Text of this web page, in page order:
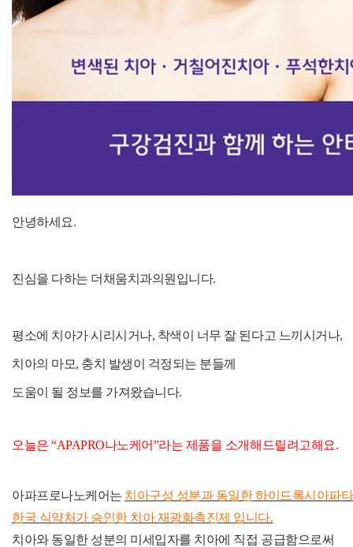
안녕하세요.
진심을 다하는 더채움치과의원입니다.
평소에 치아가 시리시거나, 착색이 너무 잘 된다고 느끼시거나,
치아의 마모, 충치 발생이 걱정되는 분들께
도움이 될 정보를 가져왔습니다.
오늘은 “APAPRO나노케어”라는 제품을 소개해드릴려고해요.
아파프로나노케어는 치아구성 성분과 동일한하이드록시아파
한국 식약처가 승인한 치아 재광화촉진제 입니다.
치아와 동일한 성분의 미세입자를 치아에 직접 공급함으로써